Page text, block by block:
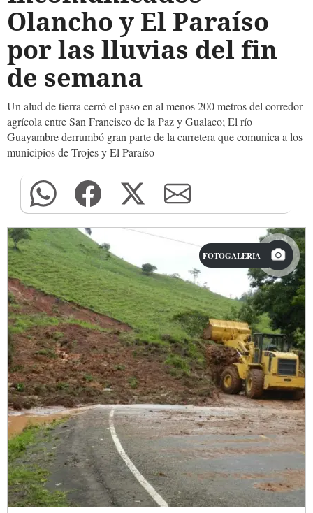
Olancho y El Paraíso
por las lluvias del fin
de semana
Un alud de tierra cerró el paso en al menos 200 metros del corredor
agrícola entre San Francisco de la Paz y Gualaco; El río
Guayambre derrumbó gran parte de la carretera que comunica a los
municipios de Trojes y El Paraíso
FOTOGALERÍA